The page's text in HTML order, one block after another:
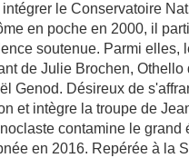
le Conservatoire
en poche en 2000, il
soutenue. Parmi elles,
de Julie Brochen,
Genod. Désireux de
et intègre la troupe de
contamine le grand
en 2016. Repérée à la